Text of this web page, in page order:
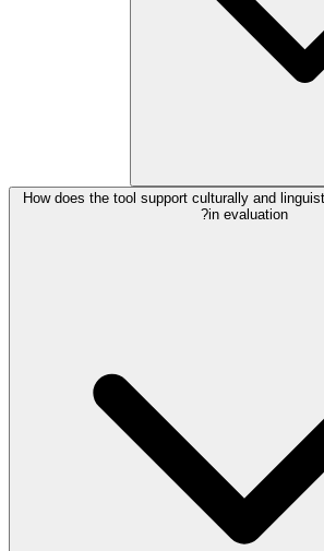
How does the tool support culturally and
in evaluation?